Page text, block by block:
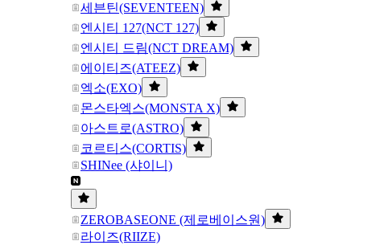
세븐틴(SEVENTEEN)
엔시티 127(NCT 127)
엔시티 드림(NCT DREAM)
에이티즈(ATEEZ)
엑소(EXO)
몬스타엑스(MONSTA X)
아스트로(ASTRO)
코르티스(CORTIS)
SHINee (샤이니)
ZEROBASEONE (제로베이스원)
라이즈(RIIZE)